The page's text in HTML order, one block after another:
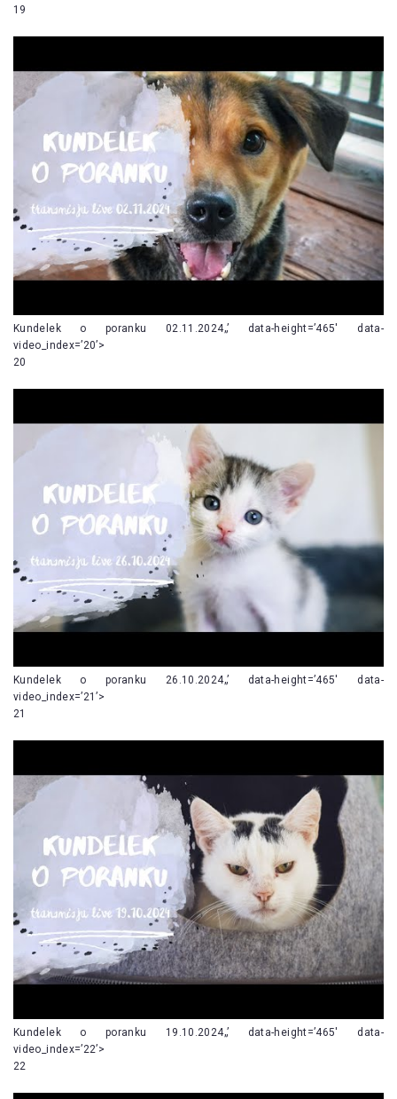
19
Kundelek o poranku 02.11.2024„’ data-height=’465′ data-
video_index=’20’>
20
Kundelek o poranku 26.10.2024„’ data-height=’465′ data-
video_index=’21’>
21
Kundelek o poranku 19.10.2024„’ data-height=’465′ data-
video_index=’22’>
22